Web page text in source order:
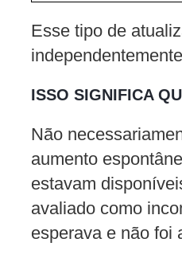
Esse tipo de
ISSO SIGNIFICA
Não
aumento
estavam
avaliado como
esperava e não foi